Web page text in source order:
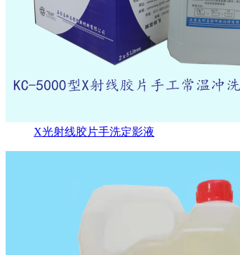
X光射线胶片手洗定影液